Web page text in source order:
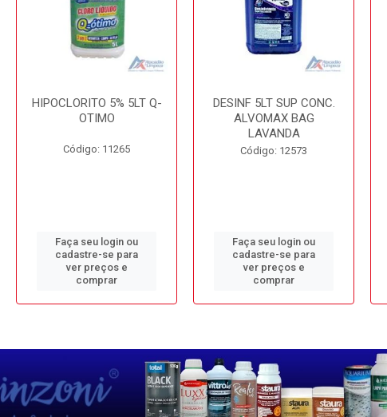
HIPOCLORITO 5% 5LT Q-
OTIMO
Código: 11265
Faça seu login ou
cadastre-se para
ver preços e
comprar
DESINF 5LT SUP CONC.
ALVOMAX BAG
LAVANDA
Código: 12573
Faça seu login ou
cadastre-se para
ver preços e
comprar